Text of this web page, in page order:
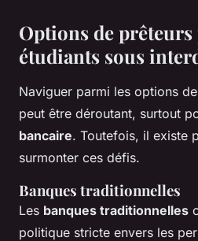
Options de
étudiants sous
Naviguer parmi les options
peut être déroutant, surtout
bancaire. Toutefois, il existe
surmonter ces défis.
Banques traditionnelles
Les banques traditionnelles
politique stricte envers les